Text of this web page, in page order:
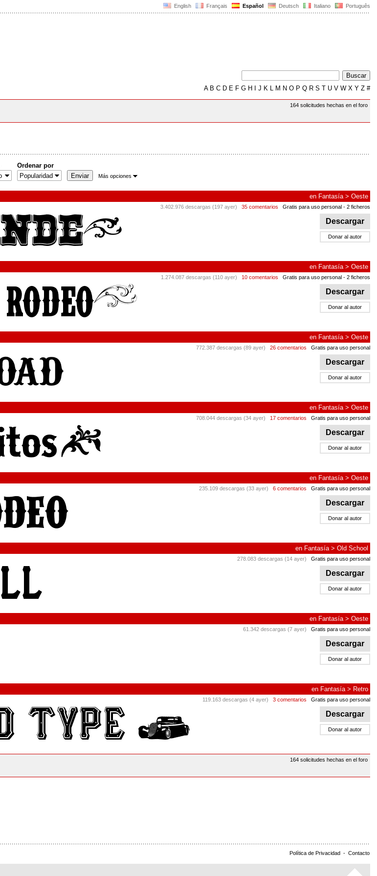
English Français Español Deutsch Italiano Português
AB C D E F G H J K L M N O P Q R S T U V W X Y Z #
164 solicitudes hechas en el foro
Ordenar por
Más opciones
en Fantasía> Oeste
3.402.976 descargas (197 ayer) 35 comentarios Gratis para uso personal - 2 ficheros
Descargar
Donar al autor
en Fantasía> Oeste
1.274.087 descargas (110 ayer) 10 comentarios Gratis para uso personal - 2 ficheros
Descargar
Donar al autor
en Fantasía> Oeste
772.387 descargas (89 ayer) 26 comentarios Gratis para uso personal
Descargar
Donar al autor
en Fantasía> Oeste
708.044 descargas (34 ayer) 17 comentarios Gratis para uso personal
Descargar
Donar al autor
en Fantasía> Oeste
235.109 descargas (33 ayer) 6 comentarios Gratis para uso personal
Descargar
Donar al autor
en Fantasía> Old School
278.083 descargas (14 ayer) Gratis para uso personal
Descargar
Donar al autor
en Fantasía> Oeste
61.342 descargas (7 ayer) Gratis para uso personal
Descargar
Donar al autor
en Fantasía> Retro
119.163 descargas (4 ayer) 3 comentarios Gratis para uso personal
Descargar
Donar al autor
164 solicitudes hechas en el foro
Política de Privacidad - Contacto